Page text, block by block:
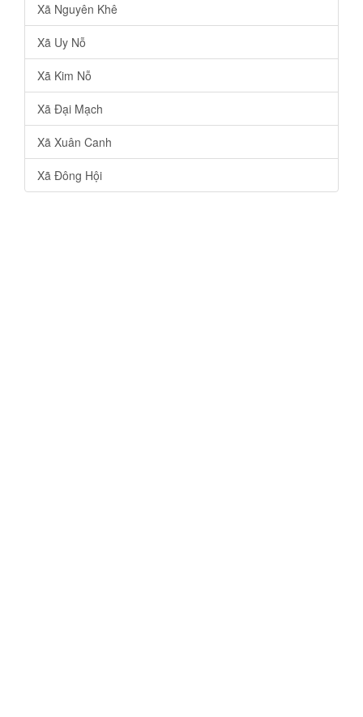
Xã Nguyên Khê
Xã Uy Nỗ
Xã Kim Nỗ
Xã Đại Mạch
Xã Xuân Canh
Xã Đông Hội